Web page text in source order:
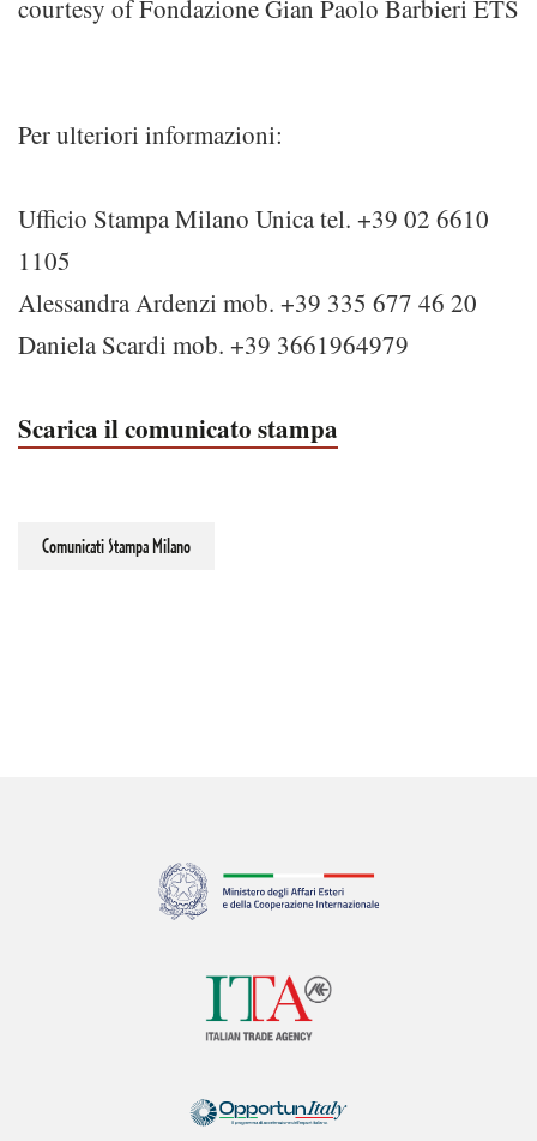
courtesy of Fondazione Gian Paolo Barbieri ETS
Per ulteriori informazioni:
Ufficio Stampa Milano Unica tel. +39 02 6610
1105
Alessandra Ardenzi mob. +39 335 677 46 20
Daniela Scardi mob. +39 3661964979
Scarica il comunicato stampa
Comunicati Stampa Milano